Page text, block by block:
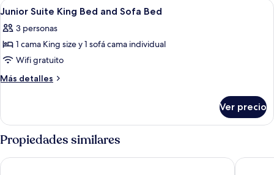
Queen
Bed
Bed
Queen
Bed
Abrir
todas
las
fotos
de
Junior
Bed
Sofa
Bed
Una cama bien tendida con una
4
Junior Suite King Bed and Sofa Bed
3 personas
1 cama King size y 1 sofá cama individual
Wifi gratuito
Más detalles
Más
Suite
King
Bed
and
Sofa
Ver precio
Propiedades similares
Casa Caracol Boutique Hotel Bocas